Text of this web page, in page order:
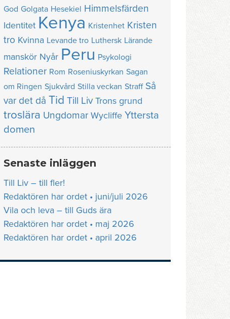
God Golgata Hesekiel Himmelsfärden
Identitet Kenya Kristenhet Kristen
tro Kvinna Levande tro Luthersk Lärande
manskör Nyår Peru Psykologi
Relationer Rom Roseniuskyrkan Sagan
om Ringen Sjukvård Stilla veckan Straff Så
var det då Tid Till Liv Trons grund
troslära Ungdomar Wycliffe Yttersta
domen
Senaste inläggen
Till Liv – till fler!
Redaktören har ordet • juni/juli 2026
Vila och leva – till Guds ära
Redaktören har ordet • maj 2026
Redaktören har ordet • april 2026